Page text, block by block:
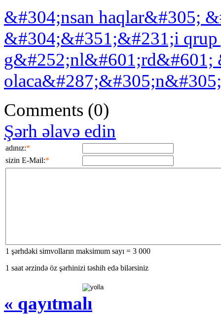
&#304;nsan haqlar&#305;
&#304;&#351;&#231;i
g&#252;nl&#601;rd&#601;
Comments (0)
Şərh əlavə edin
adınız:*
sizin E-Mail:*
1 şərhdəki simvolların maksimum sayı = 3 000
1 saat ərzində öz şərhinizi təshih edə bilərsiniz
« qayıtmalı